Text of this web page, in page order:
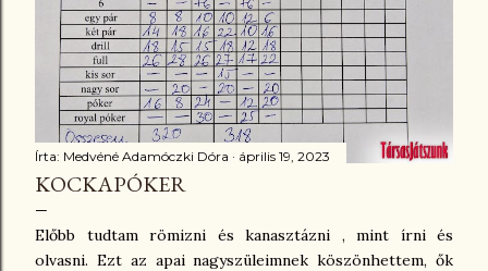
Írta: Medvéné Adamóczki Dóra április 19, 2023
KOCKAPÓKER
Előbb tudtam römizni és kanasztázni , mint írni és
olvasni. Ezt az apai nagyszüleimnek köszönhettem, ők